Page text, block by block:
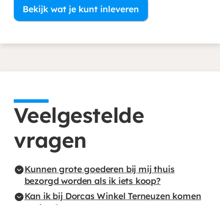
Bekijk wat je kunt inleveren
Veelgestelde
vragen
Kunnen grote goederen bij mij thuis
bezorgd worden als ik iets koop?
Kan ik bij Dorcas Winkel Terneuzen komen